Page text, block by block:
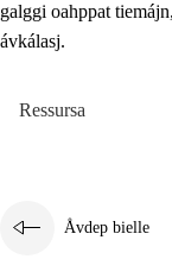
galggi oahppat
ávkálasj.
Ressursa
Åvdep bielle